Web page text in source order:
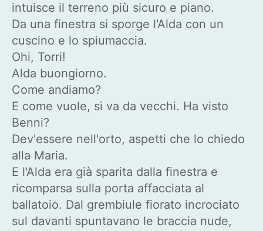
intuisce il terreno più sicuro e piano.
Da una finestra si sporge l'Alda con un
cuscino e lo spiumaccia.
Ohi, Torri!
Alda buongiorno.
Come andiamo?
E come vuole, si va da vecchi. Ha visto
Benni?
Dev'essere nell'orto, aspetti che lo chiedo
alla Maria.
E l'Alda era già sparita dalla finestra e
ricomparsa sulla porta affacciata al
ballatoio. Dal grembiule fiorato incrociato
sul davanti spuntavano le braccia nude,